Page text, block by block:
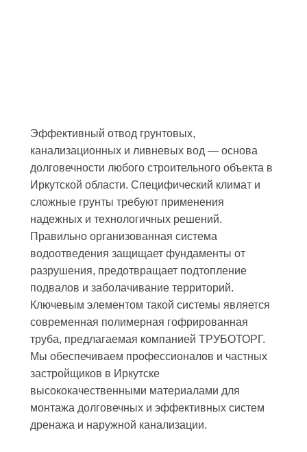
Эффективный отвод грунтовых,
канализационных и ливневых вод — основа
долговечности любого строительного объекта в
Иркутской области. Специфический климат и
сложные грунты требуют применения
надежных и технологичных решений.
Правильно организованная система
водоотведения защищает фундаменты от
разрушения, предотвращает подтопление
подвалов и заболачивание территорий.
Ключевым элементом такой системы является
современная полимерная гофрированная
труба, предлагаемая компанией ТРУБОТОРГ.
Мы обеспечиваем профессионалов и частных
застройщиков в Иркутске
высококачественными материалами для
монтажа долговечных и эффективных систем
дренажа и наружной канализации.